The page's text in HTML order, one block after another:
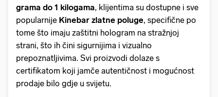
grama do 1 kilogama, klijentima su dostupne i sve
popularnije Kinebar zlatne poluge, specifične po
tome što imaju zaštitni hologram na stražnjoj
strani, što ih čini sigurnijima i vizualno
prepoznatljivima. Svi proizvodi dolaze s
certifikatom koji jamče autentičnost i mogućnost
prodaje bilo gdje u svijetu.